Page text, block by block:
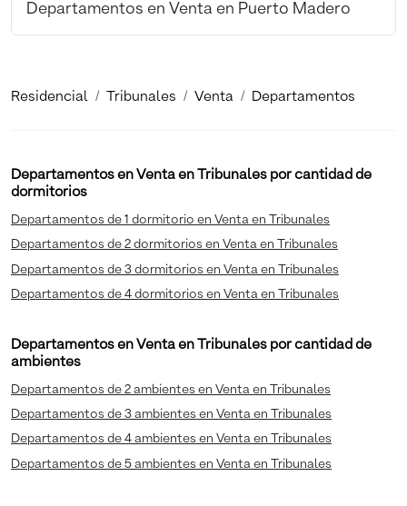
Departamentos en Venta en Puerto Madero
Residencial Tribunales Venta Departamentos
Departamentos en Venta en Tribunales por cantidad de
dormitorios
Departamentos de 1 dormitorio en Venta en Tribunales
Departamentos de 2 dormitorios en Venta en Tribunales
Departamentos de 3 dormitorios en Venta en Tribunales
Departamentos de 4 dormitorios en Venta en Tribunales
Departamentos en Venta en Tribunales por cantidad de
ambientes
Departamentos de 2 ambientes en Venta en Tribunales
Departamentos de 3 ambientes en Venta en Tribunales
Departamentos de 4 ambientes en Venta en Tribunales
Departamentos de 5 ambientes en Venta en Tribunales